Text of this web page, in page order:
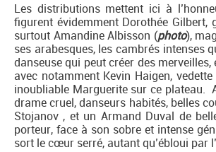
Les distributions mettent ici à
figurent évidemment Dorothée
surtout Amandine Albisson (photo),
ses arabesques, les cambrés intenses
danseuse qui peut créer des
avec notamment Kevin Haigen,
inoubliable Marguerite sur ce plateau.
drame cruel, danseurs habités, belles
Stojanov , et un Armand Duval de
porteur, face à son sobre et intense
sort le cœur serré, autant qu’ébloui